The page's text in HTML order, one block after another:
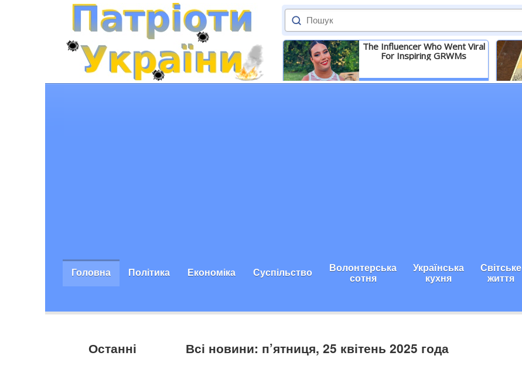
The Influencer Who Went Viral
For Inspiring GRWMs
Детальніше
Головна Політика Економіка Суспільство Волонтерська
сотня
Українська
кухня
Світське
життя
Останні Всі новини: п’ятниця, 25 квітень 2025 года